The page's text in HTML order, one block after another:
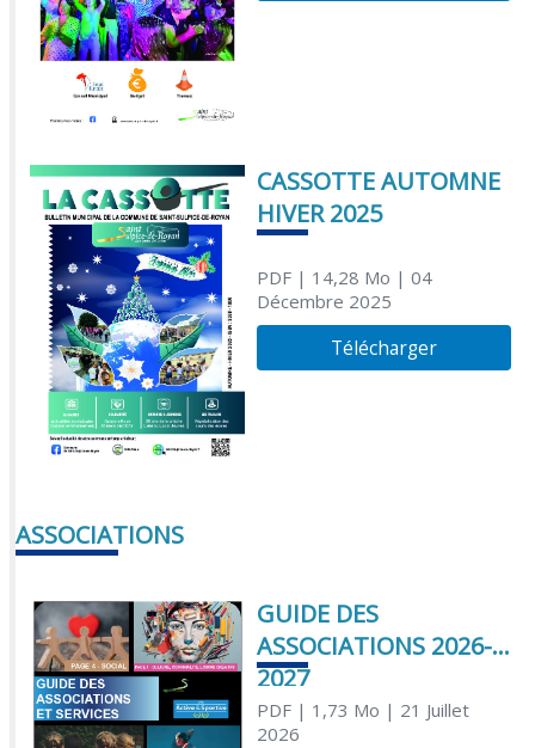
CASSOTTE AUTOMNE
HIVER 2025
PDF| 14,28 Mo | 04
Décembre 2025
Télécharger
ASSOCIATIONS
GUIDE DES
ASSOCIATIONS 2026-
2027
PDF| 1,73 Mo | 21 Juillet
2026